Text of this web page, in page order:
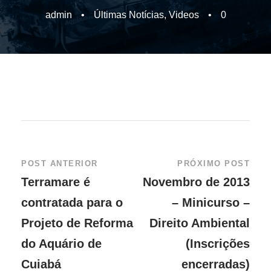
admin • Últimas Notícias, Videos • 0
POST ANTERIOR
Terramare é
contratada para o
Projeto de Reforma
do Aquário de
Cuiabá
PRÓXIMO POST
Novembro de 2013
– Minicurso –
Direito Ambiental
(Inscrições
encerradas)